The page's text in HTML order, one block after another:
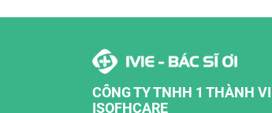
CÔNG TY TNHH 1 THÀNH
ISOFHCARE